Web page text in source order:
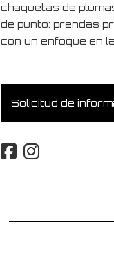
chaquetas de
de punto: prendas
con un enfoque en
Solicitud de